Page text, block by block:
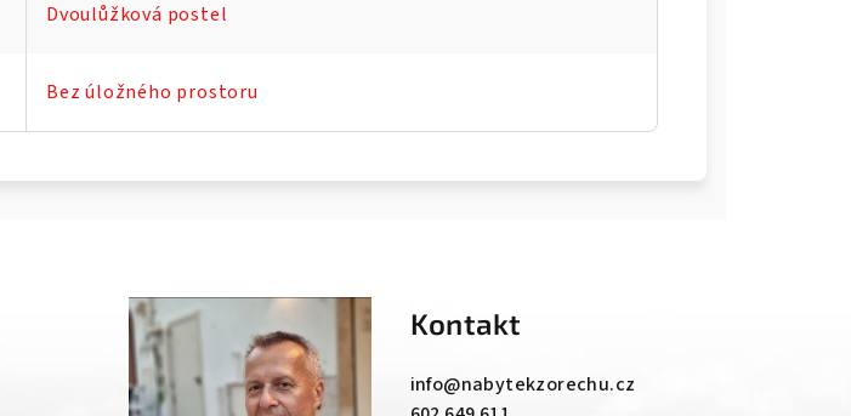
Dvoulůžková postel
Bez úložného prostoru
Kontakt
info@nabytekzorechu.cz